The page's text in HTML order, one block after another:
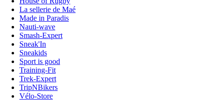
La sellerie de Maé
Made in Paradis
Nauti-wave
Smash-Expert
Sneak'In
Sneakids
Sport is good
Training-Fit
Trek-Expert
TripNBikers
Vélo-Store